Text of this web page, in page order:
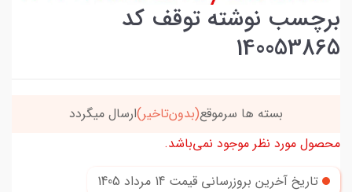
برچسب نوشته توقف کد
140053865
بسته ها سرموقع(بدون‌تاخیر)ارسال میگردد
محصول مورد نظر موجود نمی‌باشد.
تاریخ آخرین بروزرسانی قیمت 14 مرداد 1405